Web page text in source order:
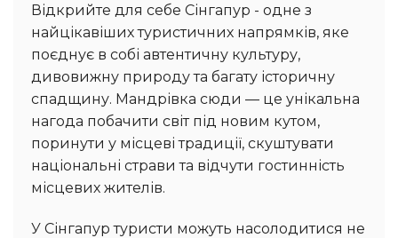
Відкрийте для себе Сінгапур - одне з
найцікавіших туристичних напрямків, яке
поєднує в собі автентичну культуру,
дивовижну природу та багату історичну
спадщину. Мандрівка сюди — це унікальна
нагода побачити світ під новим кутом,
поринути у місцеві традиції, скуштувати
національні страви та відчути гостинність
місцевих жителів.
У Сінгапур туристи можуть насолодитися не